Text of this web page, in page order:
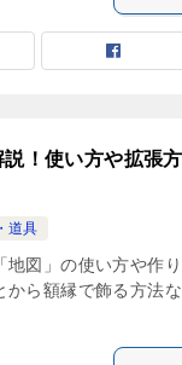
説！使い方や拡張
道具
図」の使い方や作
ら額縁で飾る方法